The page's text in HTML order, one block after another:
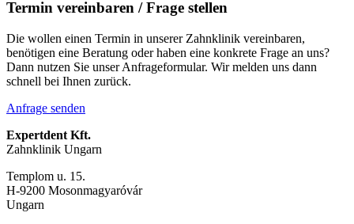
Termin vereinbaren / Frage stellen
Die wollen einen Termin in unserer Zahnklinik vereinbaren,
benötigen eine Beratung oder haben eine konkrete Frage an uns?
Dann nutzen Sie unser Anfrageformular. Wir melden uns dann
schnell bei Ihnen zurück.
Anfrage senden
Expertdent Kft.
Zahnklinik Ungarn
Templom u. 15.
H-9200 Mosonmagyaróvár
Ungarn